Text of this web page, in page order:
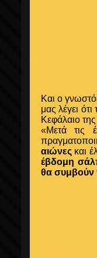
Και ο
μας λέγει
Κεφάλαιο
«Μετά τις
αιώνες και
έβδομη
θα συμβούν